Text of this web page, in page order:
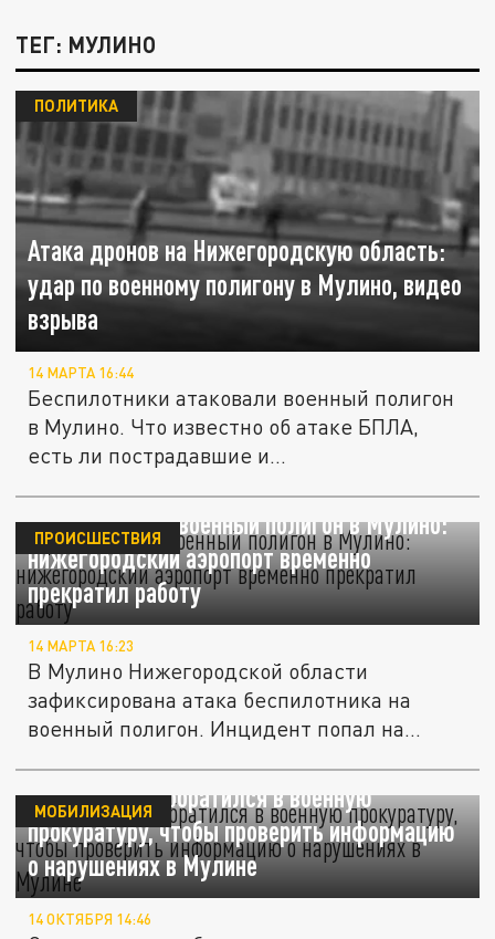
ТЕГ: МУЛИНО
Атака дронов на Нижегородскую область:
удар по военному полигону в Мулино, видео
взрыва
ПОЛИТИКА
14 МАРТА 16:44
Беспилотники атаковали военный полигон
в Мулино. Что известно об атаке БПЛА,
есть ли пострадавшие и...
Дрон атаковал военный полигон в Мулино:
нижегородский аэропорт временно
прекратил работу
ПРОИСШЕСТВИЯ
14 МАРТА 16:23
В Мулино Нижегородской области
зафиксирована атака беспилотника на
военный полигон. Инцидент попал на
Глеб Никитин обратился в военную
прокуратуру, чтобы проверить информацию
о нарушениях в Мулине
МОБИЛИЗАЦИЯ
14 ОКТЯБРЯ 14:46